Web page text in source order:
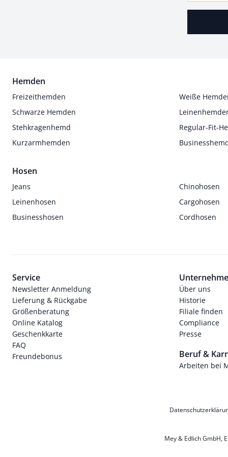
Hemden
Freizeithemden
Weiße
Schwarze Hemden
Stehkragenhemd
Regular-Fit-
Kurzarmhemden
Hosen
Jeans
Chinohosen
Leinenhosen
Cargohosen
Businesshosen
Cordhosen
Service
Newsletter Anmeldung
Lieferung & Rückgabe
Größenberatung
Online Katalog
Geschenkkarte
FAQ
Freundebonus
Über uns
Historie
Filiale finden
Compliance
Presse
Beruf &
Arbeiten bei
Mey & Edlich GmbH,